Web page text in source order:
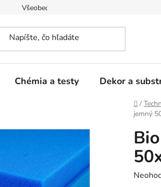
Všeobecné obchodné podmienky a dodacie
Chémia a testy Dekor a
Domov
/
jemný